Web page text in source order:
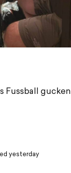
Fussball gucken
yesterday